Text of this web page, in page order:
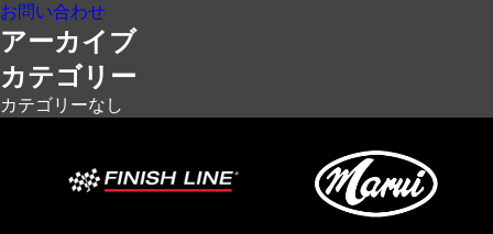
お問い合わせ
アーカイブ
カテゴリー
カテゴリーなし